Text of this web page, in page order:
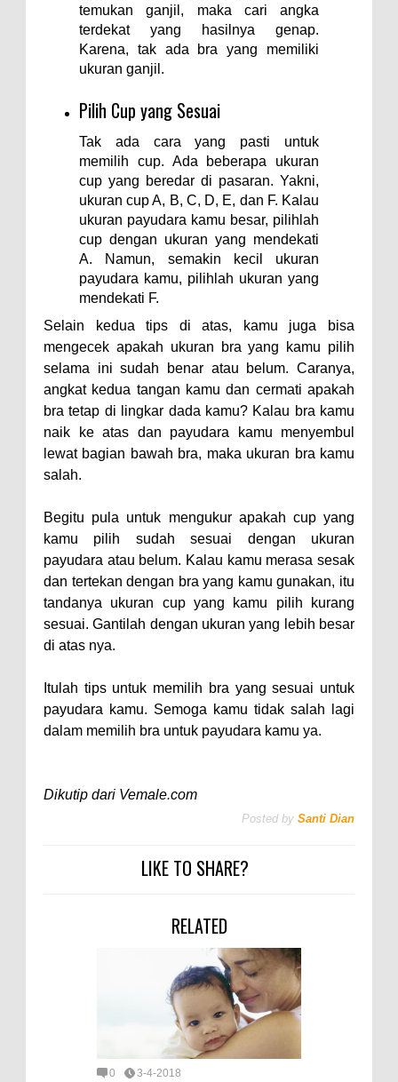
temukan ganjil, maka cari angka
terdekat yang hasilnya genap.
Karena, tak ada bra yang memiliki
ukuran ganjil.
Pilih Cup yang Sesuai
Tak ada cara yang pasti untuk
memilih cup. Ada beberapa ukuran
cup yang beredar di pasaran. Yakni,
ukuran cup A, B, C, D, E, dan F. Kalau
ukuran payudara kamu besar, pilihlah
cup dengan ukuran yang mendekati
A. Namun, semakin kecil ukuran
payudara kamu, pilihlah ukuran yang
mendekati F.
Selain kedua tips di atas, kamu juga bisa
mengecek apakah ukuran bra yang kamu pilih
selama ini sudah benar atau belum. Caranya,
angkat kedua tangan kamu dan cermati apakah
bra tetap di lingkar dada kamu? Kalau bra kamu
naik ke atas dan payudara kamu menyembul
lewat bagian bawah bra, maka ukuran bra kamu
salah.
Begitu pula untuk mengukur apakah cup yang
kamu pilih sudah sesuai dengan ukuran
payudara atau belum. Kalau kamu merasa sesak
dan tertekan dengan bra yang kamu gunakan, itu
tandanya ukuran cup yang kamu pilih kurang
sesuai. Gantilah dengan ukuran yang lebih besar
di atas nya.
Itulah tips untuk memilih bra yang sesuai untuk
payudara kamu. Semoga kamu tidak salah lagi
dalam memilih bra untuk payudara kamu ya.
Dikutip dari Vemale.com
Posted by Santi Dian
LIKE TO SHARE?
RELATED
0 3-4-2018